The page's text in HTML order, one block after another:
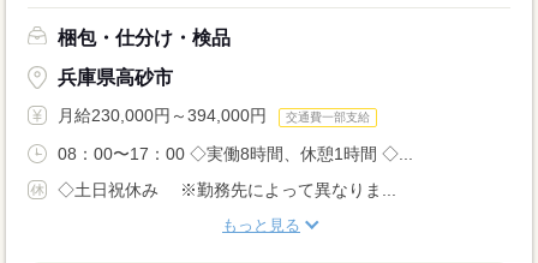
梱包・仕分け・検品
兵庫県高砂市
月給230,000円～394,000円 交通費一部支給
08：00〜17：00 ◇実働8時間、休憩1時間 ◇...
◇土日祝休み ※勤務先によって異なりま...
もっと見る